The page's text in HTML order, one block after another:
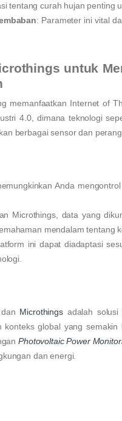
tentang curah hujan penting
: Parameter ini vital
untuk
memanfaatkan Internet of
4.0, dimana teknologi
berbagai sensor dan
Anda
Microthings, data yang
mendalam tentang
ini dapat diadaptasi
dan Microthingsadalah solusi
global yang
Photovoltaic Power
dan energi.